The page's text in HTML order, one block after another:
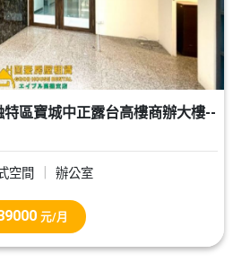
區寶城中正露台高樓商辦大樓--
空間 辦公室
元/月